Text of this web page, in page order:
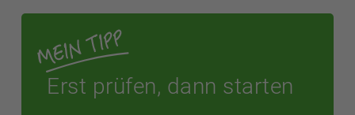
Erst prüfen, dann starten